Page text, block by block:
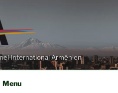
International Arménien
Menu